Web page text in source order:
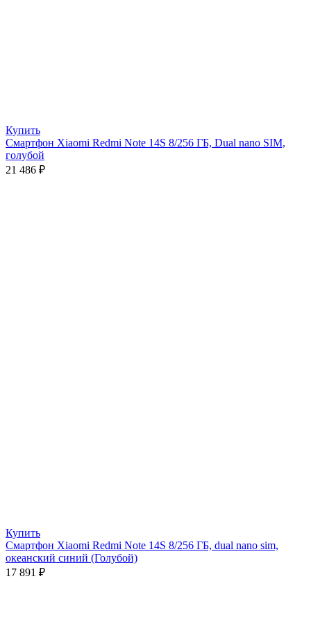
Купить
Смартфон Xiaomi Redmi Note 14S 8/256 ГБ, Dual nano SIM,
голубой
21 486 ₽
Купить
Смартфон Xiaomi Redmi Note 14S 8/256 ГБ, dual nano sim,
океанский синий (Голубой)
17 891 ₽